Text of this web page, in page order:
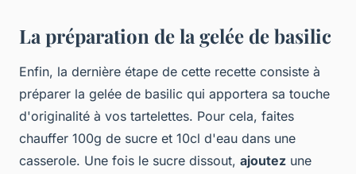
La préparation de la gelée de basilic
Enfin, la dernière étape de cette recette consiste à
préparer la gelée de basilic qui apportera sa touche
d'originalité à vos tartelettes. Pour cela, faites
chauffer 100g de sucre et 10cl d'eau dans une
casserole. Une fois le sucre dissout, ajoutez une